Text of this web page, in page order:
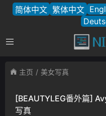
简体中文 繁体中文
主页 美女写真
[BEAUTYLEG番外篇]
写真